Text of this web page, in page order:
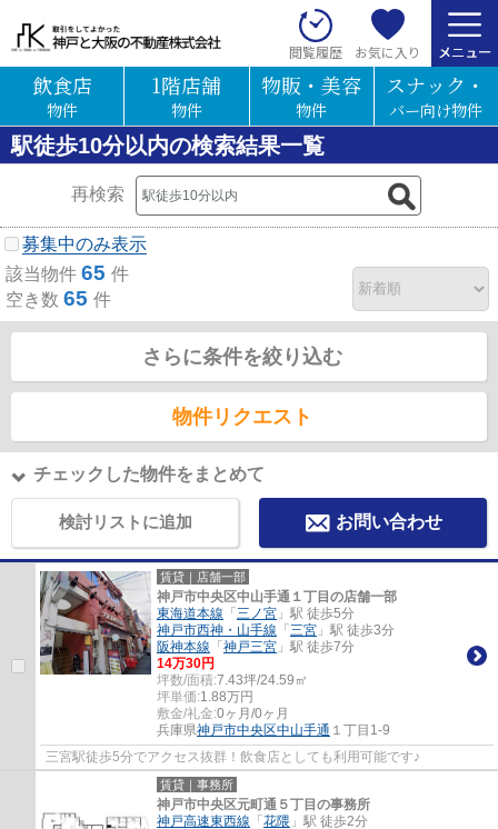
閲覧履歴 お気に入り
飲食店
物件
1階店舗
物件
物販・美容
物件
スナック・
バー向け物件
駅徒歩10分以内の検索結果一覧
再検索
募集中のみ表示
該当物件 65 件
空き数 65 件
さらに条件を絞り込む
物件リクエスト
チェックした物件をまとめて
検討リストに追加 お問い合わせ
賃貸｜店舗一部
神戸市中央区中山手通１丁目の店舗一部
東海道本線 「 三ノ宮 」駅 徒歩5分
神戸市西神・山手線 「 三宮 」駅 徒歩3分
阪神本線 「 神戸三宮 」駅 徒歩7分
14万30円
坪数/面積:7.43坪/24.59㎡
坪単価:1.88万円
敷金/礼金:0ヶ月/0ヶ月
兵庫県神戸市中央区中山手通 １丁目1-9
三宮駅徒歩5分でアクセス抜群！飲食店としても利用可能です♪
賃貸｜事務所
神戸市中央区元町通５丁目の事務所
神戸高速東西線 「 花隈 」駅 徒歩2分